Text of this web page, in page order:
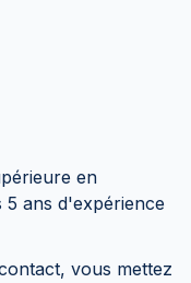
en
5 ans d'expérience
vous mettez